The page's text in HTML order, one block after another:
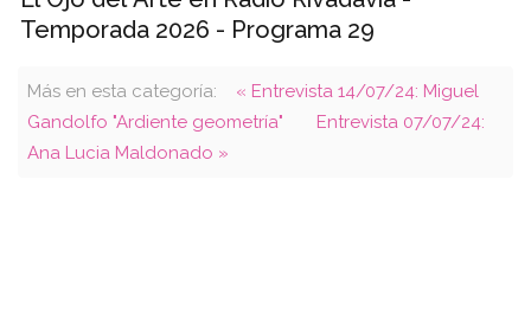
Temporada 2026 - Programa 29
Más en esta categoría:
« Entrevista 14/07/24: Miguel
Gandolfo "Ardiente geometría"
Entrevista 07/07/24:
Ana Lucia Maldonado »